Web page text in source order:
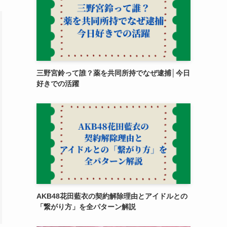
三野宮鈴って誰？薬を共同所持でなぜ逮捕│今日
好きでの活躍
AKB48花田藍衣の契約解除理由とアイドルとの
「繋がり方」を全パターン解説